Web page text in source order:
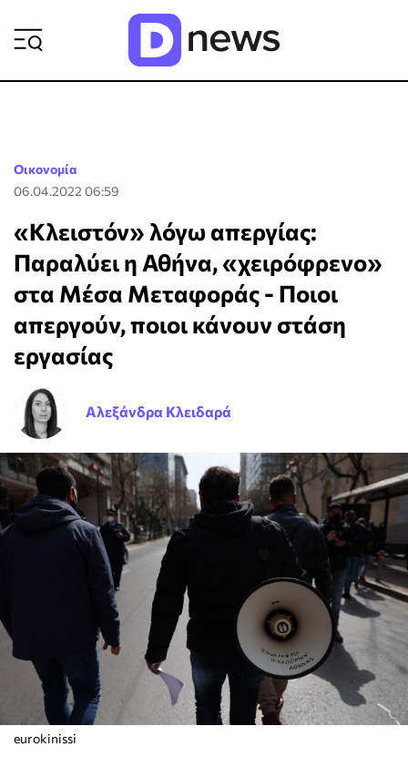
Οικονομία
06.04.2022 06:59
«Κλειστόν» λόγω απεργίας:
Παραλύει η Αθήνα, «χειρόφρενο»
στα Μέσα Μεταφοράς - Ποιοι
απεργούν, ποιοι κάνουν στάση
εργασίας
Αλεξάνδρα Κλειδαρά
eurokinissi